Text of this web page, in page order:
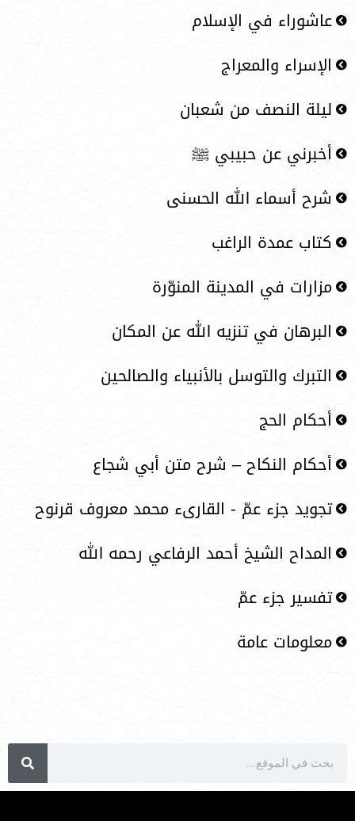
عاشوراء في الإسلام
الإسراء والمعراج
ليلة النصف من شعبان
أخبرني عن حبيبي ﷺ
شرح أسماء الله الحسنى
كتاب عمدة الراغب
مزارات في المدينة المنوّرة
البرهان في تنزيه الله عن المكان
التبرك والتوسل بالأنبياء والصالحين
أحكام الحج
أحكام النكاح – شرح متن أبي شجاع
تجويد جزء عمّ - القارىء محمد معروف قرنوح
المداح الشيخ أحمد الرفاعي رحمه الله
تفسير جزء عمّ
معلومات عامة